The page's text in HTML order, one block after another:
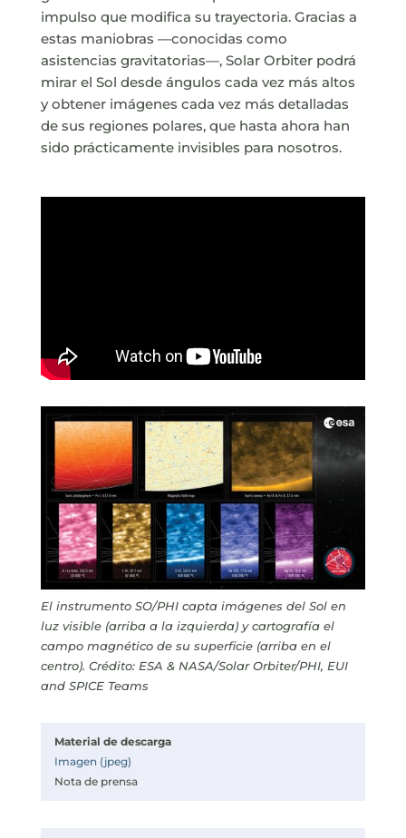
impulso que modifica su trayectoria. Gracias a
estas maniobras —conocidas como
asistencias gravitatorias—, Solar Orbiter podrá
mirar el Sol desde ángulos cada vez más altos
y obtener imágenes cada vez más detalladas
de sus regiones polares, que hasta ahora han
sido prácticamente invisibles para nosotros.
El instrumento SO/PHI capta imágenes del Sol en
luz visible (arriba a la izquierda) y cartografía el
campo magnético de su superficie (arriba en el
centro). Crédito: ESA & NASA/Solar Orbiter/PHI, EUI
and SPICE Teams
Material de descarga
Imagen (jpeg)
Nota de prensa